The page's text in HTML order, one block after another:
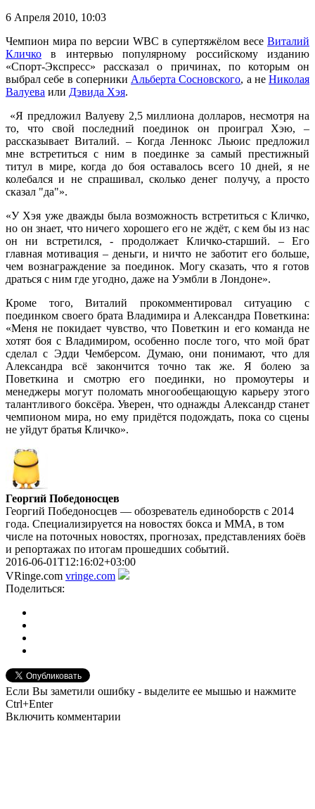
6 Апреля 2010, 10:03
Чемпион мира по версии WBC в супертяжёлом весе Виталий
Кличко в интервью популярному российскому изданию
«Спорт-Экспресс» рассказал о причинах, по которым он
выбрал себе в соперники Альберта Сосновского, а не Николая
Валуева или Дэвида Хэя.
«Я предложил Валуеву 2,5 миллиона долларов, несмотря на
то, что свой последний поединок он проиграл Хэю, –
рассказывает Виталий. – Когда Леннокс Льюис предложил
мне встретиться с ним в поединке за самый престижный
титул в мире, когда до боя оставалось всего 10 дней, я не
колебался и не спрашивал, сколько денег получу, а просто
сказал "да"».
«У Хэя уже дважды была возможность встретиться с Кличко,
но он знает, что ничего хорошего его не ждёт, с кем бы из нас
он ни встретился, - продолжает Кличко-старший. – Его
главная мотивация – деньги, и ничто не заботит его больше,
чем вознаграждение за поединок. Могу сказать, что я готов
драться с ним где угодно, даже на Уэмбли в Лондоне».
Кроме того, Виталий прокомментировал ситуацию с
поединком своего брата Владимира и Александра Поветкина:
«Меня не покидает чувство, что Поветкин и его команда не
хотят боя с Владимиром, особенно после того, что мой брат
сделал с Эдди Чемберсом. Думаю, они понимают, что для
Александра всё закончится точно так же. Я болею за
Поветкина и смотрю его поединки, но промоутеры и
менеджеры могут поломать многообещающую карьеру этого
талантливого боксёра. Уверен, что однажды Александр станет
чемпионом мира, но ему придётся подождать, пока со сцены
не уйдут братья Кличко».
Георгий Победоносцев
Георгий Победоносцев — обозреватель единоборств с 2014
года. Специализируется на новостях бокса и ММА, в том
числе на поточных новостях, прогнозах, представлениях боёв
и репортажах по итогам прошедших событий.
2016-06-01T12:16:02+03:00
VRinge.com vringe.com
Поделиться:
Если Вы заметили ошибку - выделите ее мышью и нажмите
Ctrl+Enter
Включить комментарии